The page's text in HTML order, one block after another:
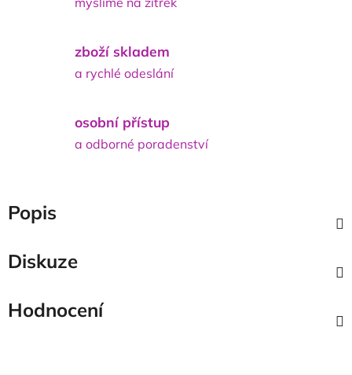
zboží skladem
a rychlé odeslání
osobní přístup
a odborné poradenství
Popis
Diskuze
Hodnocení